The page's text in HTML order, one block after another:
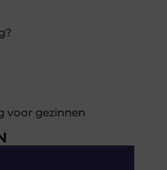
voor gezinnen